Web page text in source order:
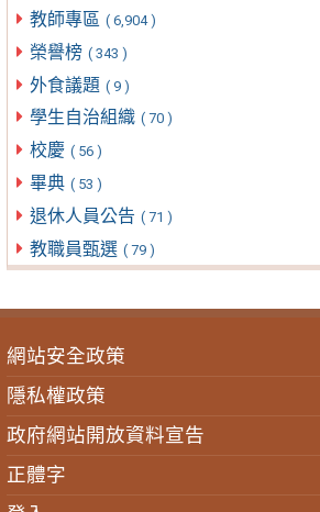
教師專區 ( 6,904 )
榮譽榜 ( 343 )
外食議題 ( 9 )
學生自治組織 ( 70 )
校慶 ( 56 )
畢典 ( 53 )
退休人員公告 ( 71 )
教職員甄選 ( 79 )
網站安全政策
隱私權政策
政府網站開放資料宣告
正體字